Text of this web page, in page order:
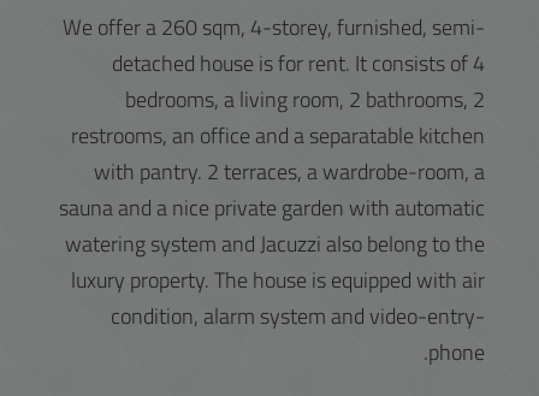
We offer a 260 sqm, 4-storey, furnished, semi-
detached house is for rent. It consists of 4
bedrooms, a living room, 2 bathrooms, 2
restrooms, an office and a separatable kitchen
with pantry. 2 terraces, a wardrobe-room, a
sauna and a nice private garden with automatic
watering system and Jacuzzi also belong to the
luxury property. The house is equipped with air
condition, alarm system and video-entry-
phone.